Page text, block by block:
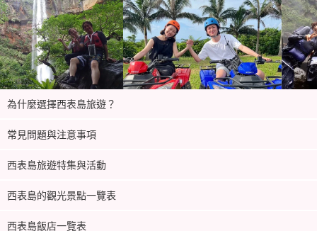
為什麼選擇西表島旅遊？
常見問題與注意事項
西表島旅遊特集與活動
西表島的觀光景點一覽表
西表島飯店一覽表